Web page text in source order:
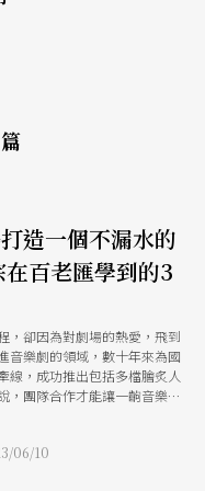
篇
造一個不漏水的
百老匯學到的3
，卻因為對劇場的熱愛，飛到
音樂劇的領域，數十年來為國
線，成功推出包括多檔膾炙人
，團隊合作才能讓一齣音樂劇
06/10